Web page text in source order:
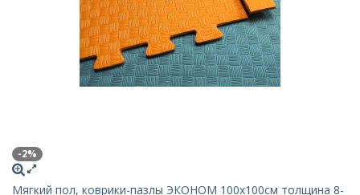
-2%
Мягкий пол, коврики-пазлы ЭКОНОМ 100х100см толщина 8-